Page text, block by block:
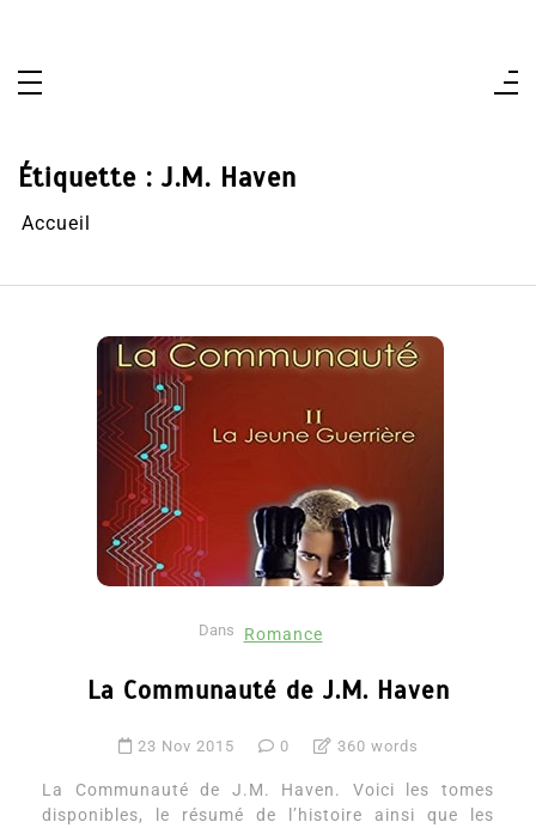
Étiquette : J.M. Haven
Accueil
Dans Romance
La Communauté de J.M. Haven
23 Nov 2015 0 360 words
La Communauté de J.M. Haven. Voici les tomes
disponibles, le résumé de l’histoire ainsi que les